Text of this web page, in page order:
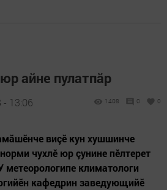
айне пулатпăр
- 13:06 1408 0 0
виçӗ кун хушшинче
чухлӗ юр çунине пӗлтерет
климатологи
кафедрин заведующийӗ